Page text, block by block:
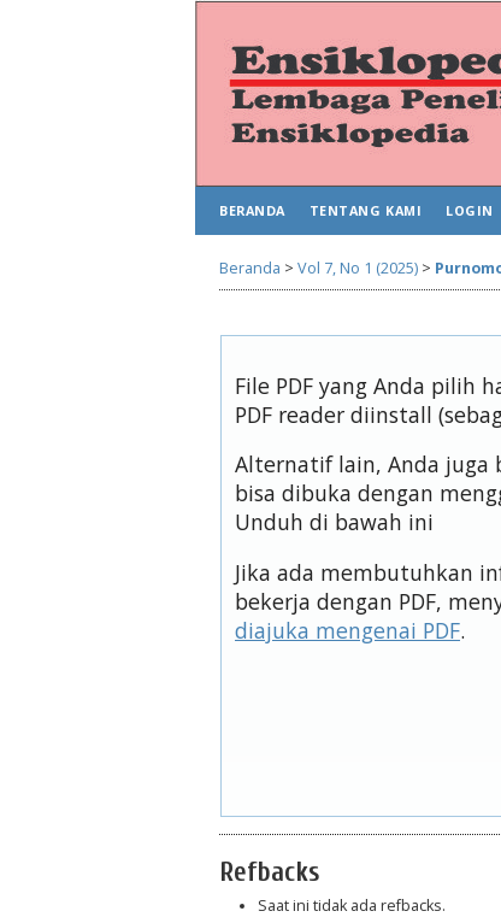
BERANDA TENTANG KAMI LOGIN
Beranda > Vol 7, No 1 (2025) >
File PDF yang Anda pilih
PDF reader diinstall
Alternatif lain, Anda juga
bisa dibuka dengan
Unduh di bawah ini
Jika ada membutuhkan
bekerja dengan PDF,
diajuka mengenai PDF.
Refbacks
Saat ini tidak ada refbacks.